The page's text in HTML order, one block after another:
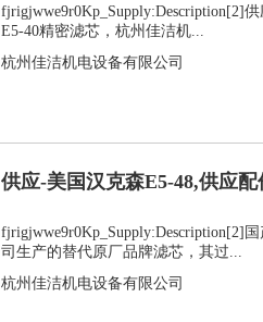
fjrigjwwe9r0Kp_Supply:Description[2]
E5-40精密滤芯，杭州佳洁机...
杭州佳洁机电设备有限公司
供应-美国汉克森E5-48,供应配
fjrigjwwe9r0Kp_Supply:Description[2]
司生产的替代原厂品牌滤芯，其过...
杭州佳洁机电设备有限公司